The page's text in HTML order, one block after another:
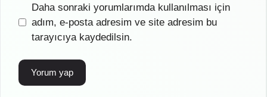
İnternet
sitesi
Daha sonraki yorumlarımda kullanılması için
adım, e-posta adresim ve site adresim bu
tarayıcıya kaydedilsin.